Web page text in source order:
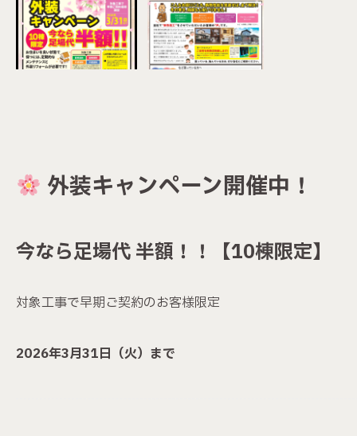
外装キャンペーン開催中！
今なら足場代 半額！！【10棟限定】
対象工事で早期ご契約のお客様限定
2026年3月31日（火）まで